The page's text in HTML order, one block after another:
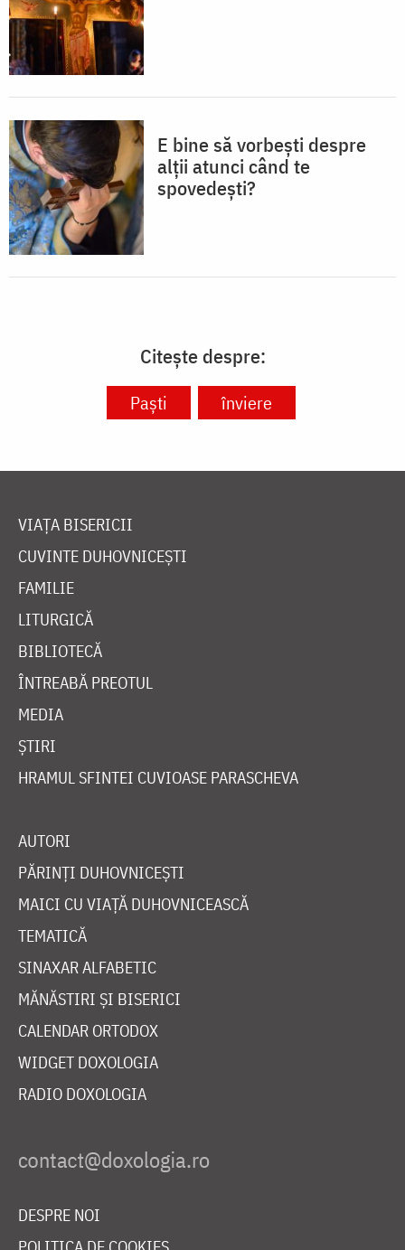
E bine să vorbești despre
alții atunci când te
spovedești?
Citește despre:
Paști înviere
VIAȚA BISERICII
CUVINTE DUHOVNICEȘTI
FAMILIE
LITURGICĂ
BIBLIOTECĂ
ÎNTREABĂ PREOTUL
MEDIA
ȘTIRI
HRAMUL SFINTEI CUVIOASE PARASCHEVA
AUTORI
PĂRINȚI DUHOVNICEȘTI
MAICI CU VIAȚĂ DUHOVNICEASCĂ
TEMATICĂ
SINAXAR ALFABETIC
MĂNĂSTIRI ȘI BISERICI
CALENDAR ORTODOX
WIDGET DOXOLOGIA
RADIO DOXOLOGIA
DESPRE NOI